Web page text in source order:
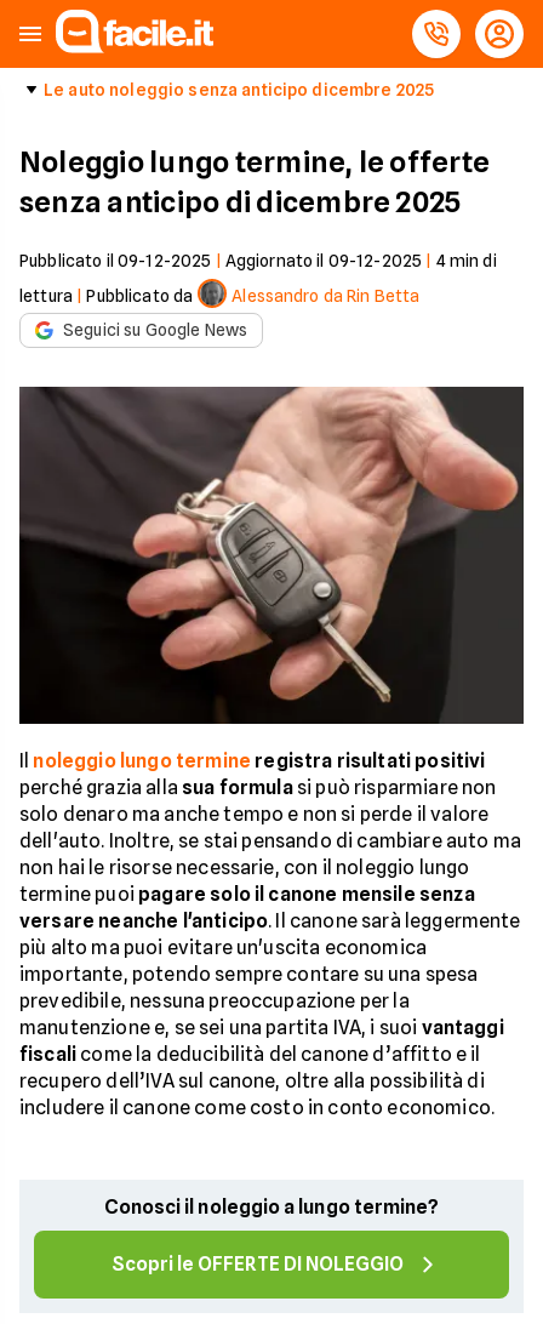
Le auto noleggio senza anticipo dicembre 2025
Noleggio lungo termine, le offerte
senza anticipo di dicembre 2025
Pubblicato il 09-12-2025 Aggiornato il 09-12-2025 4min di
lettura |Pubblicato da
Alessandro da Rin Betta
Seguici su Google News
Il noleggio lungo termine registra risultati positivi
perché grazia alla sua formulasi può risparmiare non
solo denaro ma anche tempo e non si perde il valore
dell'auto. Inoltre, se stai pensando di cambiare auto ma
non hai le risorse necessarie, con il noleggio lungo
termine puoi pagare solo il canone mensile senza
versare neanche l'anticipo. Il canone sarà leggermente
più alto ma puoi evitare un'uscita economica
importante, potendo sempre contare su una spesa
prevedibile, nessuna preoccupazione per la
manutenzione e, se sei una partita IVA, i suoi vantaggi
fiscali come la deducibilità del canone d’affitto e il
recupero dell’IVA sul canone, oltre alla possibilità di
includere il canone come costo in conto economico.
Conosci il noleggio a lungo termine?
Scopri le OFFERTE DI NOLEGGIO